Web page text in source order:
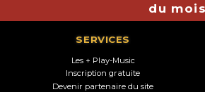
du
SERVICES
Les + Play-Music
Inscription gratuite
Devenir partenaire du site